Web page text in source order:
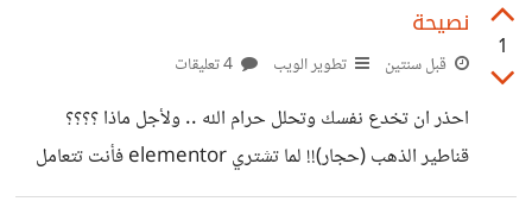
1
نصيحة
قبل سنتين تطوير الويب
احذر ان تخدع نفسك وتحلل حرام الله .. ولأجل ماذا ؟؟؟؟
قناطير الذهب (حجار)!! لما تشتري elementor فأنت تتعامل
مع الاحتلال ولما ما تشتريه فهذه سرقة ولا تقنع نفسك انها من